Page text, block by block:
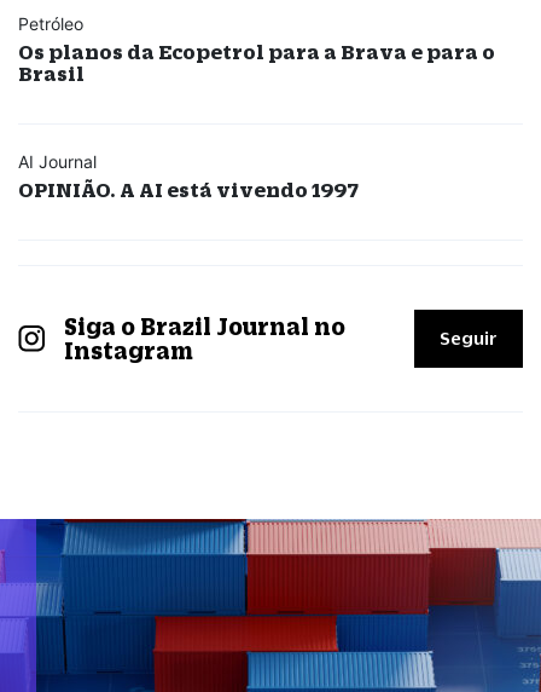
Petróleo
Os planos da Ecopetrol para a Brava e para o
Brasil
AI Journal
OPINIÃO. A AI está vivendo 1997
Siga o Brazil Journal no
Instagram
Seguir